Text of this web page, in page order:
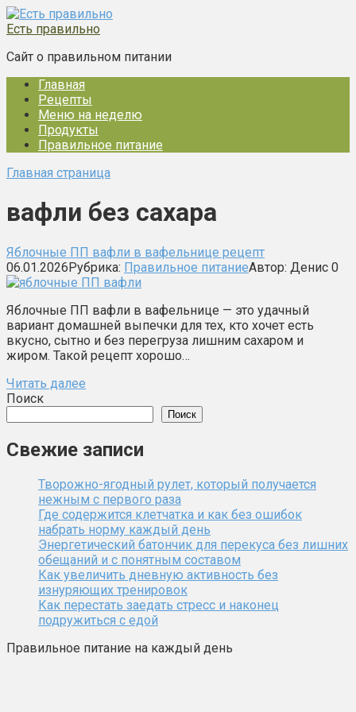
Перейти
к
Есть правильно
Сайт о правильном питании
Главная
Рецепты
Меню на неделю
Продукты
Правильное питание
Главная страница
вафли без сахара
Яблочные ПП вафли в вафельнице рецепт
06.01.2026Рубрика: Правильное питаниеАвтор: Денис 0
Яблочные ПП вафли в вафельнице — это удачный
вариант домашней выпечки для тех, кто хочет есть
вкусно, сытно и без перегруза лишним сахаром и
жиром. Такой рецепт хорошо…
Читать далее
Поиск
Поиск
Свежие записи
Творожно-ягодный рулет, который получается
нежным с первого раза
Где содержится клетчатка и как без ошибок
набрать норму каждый день
Энергетический батончик для перекуса без лишних
обещаний и с понятным составом
Как увеличить дневную активность без
изнуряющих тренировок
Как перестать заедать стресс и наконец
подружиться с едой
Правильное питание на каждый день